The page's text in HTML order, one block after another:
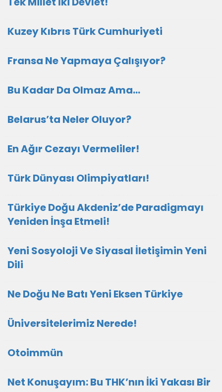
Kuzey Kıbrıs Türk Cumhuriyeti
Fransa Ne Yapmaya Çalışıyor?
Bu Kadar Da Olmaz Ama…
Belarus’ta Neler Oluyor?
En Ağır Cezayı Vermeliler!
Türk Dünyası Olimpiyatları!
Türkiye Doğu Akdeniz’de Paradigmayı
Yeniden İnşa Etmeli!
Yeni Sosyoloji Ve Siyasal İletişimin Yeni
Dili
Ne Doğu Ne Batı Yeni Eksen Türkiye
Üniversitelerimiz Nerede!
Otoimmün
Net Konuşayım: Bu THK’nın İki Yakası Bir